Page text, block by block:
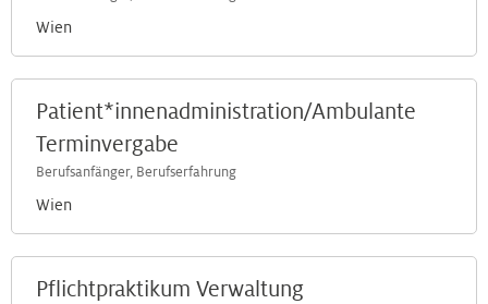
Wien
Patient*innenadministration/Ambulante
Terminvergabe
Berufsanfänger, Berufserfahrung
Wien
Pflichtpraktikum Verwaltung